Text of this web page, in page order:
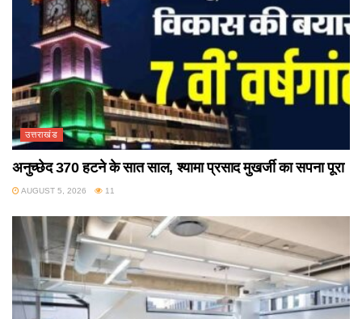
उत्तराखंड
अनुच्छेद 370 हटने के सात साल, श्यामा प्रसाद मुखर्जी का सपना पूरा
AUGUST 5, 2026 11